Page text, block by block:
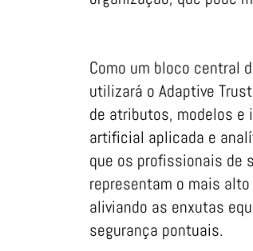
Como um bloco central
utilizará o Adaptive
de atributos, modelos e
artificial aplicada e
que os profissionais de
representam o mais
aliviando as enxutas
segurança pontuais.